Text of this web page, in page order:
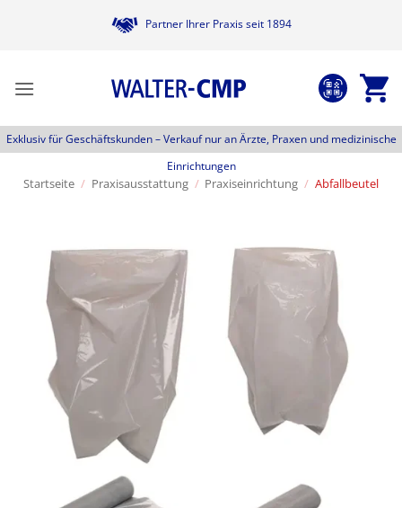
Partner Ihrer Praxis seit 1894
Exklusiv für Geschäftskunden –Verkauf nur an Ärzte, Praxen und medizinische
Einrichtungen
Startseite / Praxisausstattung / Praxiseinrichtung / Abfallbeutel